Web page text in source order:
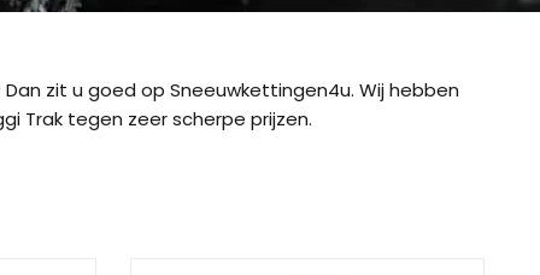
zit u goed op Sneeuwkettingen4u. Wij hebben
Trak tegen zeer scherpe prijzen.